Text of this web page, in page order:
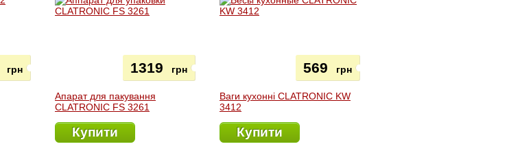
грн
Апарат для пакування
CLATRONIC FS 3261
1319 грн
Купити
Ваги кухонні CLATRONIC KW
3412
569 грн
Купити